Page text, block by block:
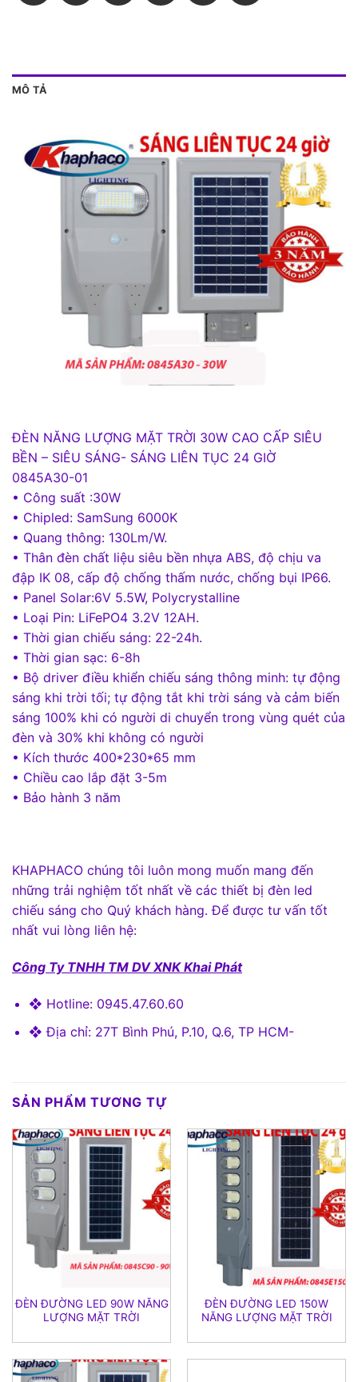
MÔ TẢ
ĐÈN NĂNG LƯỢNG MẶT TRỜI 30W CAO CẤP SIÊU
BỀN – SIÊU SÁNG- SÁNG LIÊN TỤC 24 GIỜ
0845A30-01
• Công suất :30W
• Chipled: SamSung 6000K
• Quang thông: 130Lm/W.
• Thân đèn chất liệu siêu bền nhựa ABS, độ chịu va
đập IK 08, cấp độ chống thấm nước, chống bụi IP66.
• Panel Solar:6V 5.5W, Polycrystalline
• Loại Pin: LiFePO4 3.2V 12AH.
• Thời gian chiếu sáng: 22-24h.
• Thời gian sạc: 6-8h
• Bộ driver điều khiển chiếu sáng thông minh: tự động
sáng khi trời tối; tự động tắt khi trời sáng và cảm biến
sáng 100% khi có người di chuyển trong vùng quét của
đèn và 30% khi không có người
• Kích thước 400*230*65 mm
• Chiều cao lắp đặt 3-5m
• Bảo hành 3 năm
KHAPHACO chúng tôi luôn mong muốn mang đến
những trải nghiệm tốt nhất về các thiết bị đèn led
chiếu sáng cho Quý khách hàng. Để được tư vấn tốt
nhất vui lòng liên hệ:
Công Ty TNHH TM DV XNK Khai Phát
❖ Hotline: 0945.47.60.60
❖ Địa chỉ: 27T Bình Phú, P.10, Q.6, TP HCM-
SẢN PHẨM TƯƠNG TỰ
ĐÈN ĐƯỜNG LED 90W NĂNG
LƯỢNG MẶT TRỜI
ĐÈN ĐƯỜNG LED 150W
NĂNG LƯỢNG MẶT TRỜI